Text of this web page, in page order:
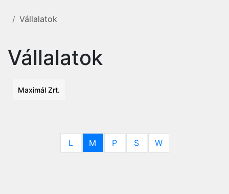
Vállalatok
Vállalatok
Maximál Zrt.
L M P S W